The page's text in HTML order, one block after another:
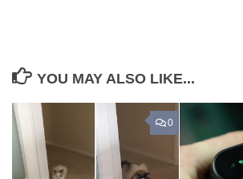
YOU MAY ALSO LIKE...
0